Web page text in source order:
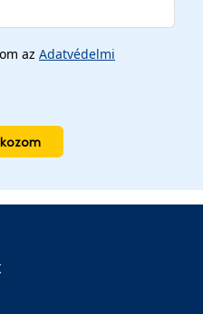
az Adatvédelmi